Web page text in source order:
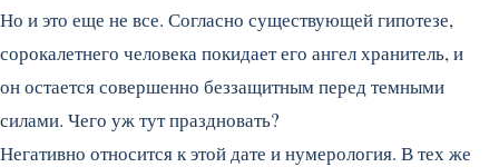
Но и это еще не все. Согласно существующей гипотезе,
сорокалетнего человека покидает его ангел хранитель, и
он остается совершенно беззащитным перед темными
силами. Чего уж тут праздновать?
Негативно относится к этой дате и нумерология. В тех же